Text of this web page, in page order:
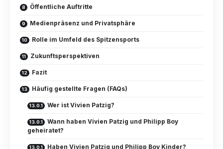
Öffentliche Auftritte
Medienpräsenz und Privatsphäre
Rolle im Umfeld des Spitzensports
Zukunftsperspektiven
Fazit
Häufig gestellte Fragen (FAQs)
Wer ist Vivien Patzig?
Wann haben Vivien Patzig und Philipp Boy
geheiratet?
Haben Vivien Patzig und Philipp Boy Kinder?